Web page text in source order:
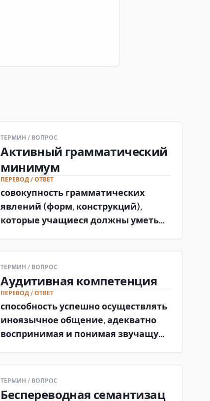
ТЕРМИН / ВОПРОС
Активный грамматический
минимум
ПЕРЕВОД / ОТВЕТ
совокупность грамматических
явлений (форм, конструкций),
которые учащиеся должны уметь
ТЕРМИН / ВОПРОС
Аудитивная компетенция
ПЕРЕВОД / ОТВЕТ
способность успешно осуществлять
иноязычное общение, адекватно
воспринимая и понимая звучащую
ТЕРМИН / ВОПРОС
Беспереводная семантизац